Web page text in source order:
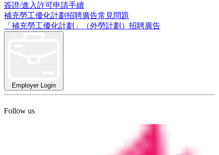
簽證/進入許可申請手續
補充勞工優化計劃招聘廣告常見問題
「補充勞工優化計劃」（外勞計劃）招聘廣告
Employer Login
Follow us